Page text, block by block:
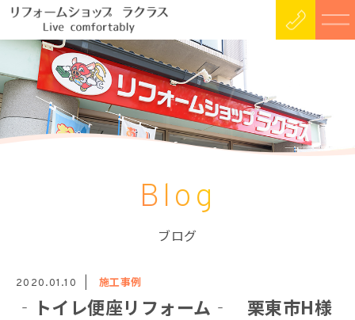
Blog
ブログ
2020.01.10 施工事例
‐トイレ便座リフォーム‐ 栗東市H様